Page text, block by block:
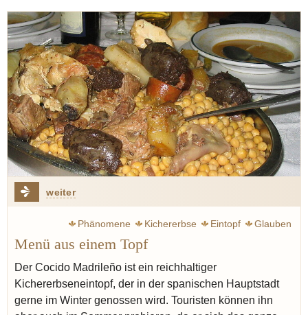
weiter
Phänomene Kichererbse Eintopf Glauben
Menü aus einem Topf
Der Cocido Madrileño ist ein reichhaltiger
Kichererbseneintopf, der in der spanischen Hauptstadt
gerne im Winter genossen wird. Touristen können ihn